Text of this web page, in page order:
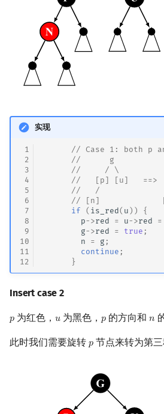
实现
1
2
3
4
5
6
7
8
9
10
11
12
// Case 1: both p
//      g
//     / \
//   [p] [u]   ==>
//   /
// [n]
if
( is_red( u ))
{
p->red = u->red =
g->red = true ;
n
= g ;
continue ;
}
Insert case 2
𝑝
p 为红色，𝑢
u 为黑色，𝑝
p 的方向和𝑛
n
此时我们需要旋转 𝑝
p 节点来转为第三